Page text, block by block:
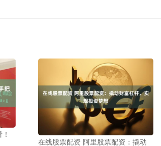
在线股票配资 阿里股票配资：撬动